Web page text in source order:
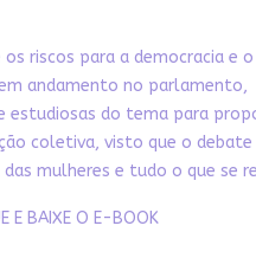
riscos para a democracia e o
andamento no parlamento,
estudiosas do tema para
coletiva, visto que o debate
mulheres e tudo o que se
E BAIXE O E-BOOK